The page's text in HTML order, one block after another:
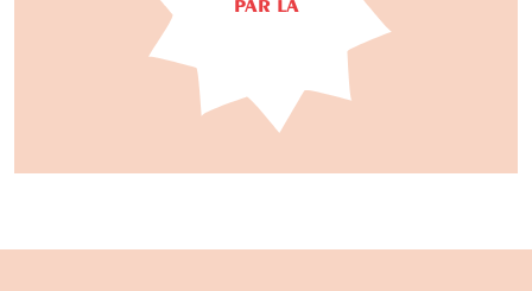
PAR LÀ